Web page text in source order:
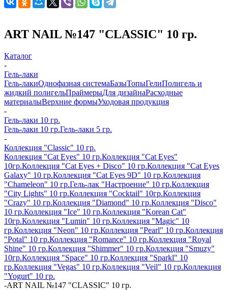
ART NAIL №147 "CLASSIC" 10 гр.
Каталог
-
Гель-лаки
Гель-лакиОднофазная системаБазыТопыГелиПолигель и
жидкий полигельПраймерыДля дизайнаРасходные
материалыВерхние формыУходовая продукция
-
Гель-лаки 10 гр.
Гель-лаки 10 гр.Гель-лаки 5 гр.
-
Коллекция "Classic" 10 гр.
Коллекция "Cat Eyes" 10 гр.Коллекция "Cat Eyes"
10гр.Коллекция "Cat Eyes + Disco" 10 гр.Коллекция "Cat Eyes
Galaxy" 10 гр.Коллекция "Cat Eyes 9D" 10 гр.Коллекция
"Chameleon" 10 гр.Гель-лак "Настроение" 10 гр.Коллекция
"City Lights" 10 гр.Коллекция "Cocktail" 10гр.Коллекция
"Crazy" 10 гр.Коллекция "Diamond" 10 гр.Коллекция "Disco"
10 гр.Коллекция "Ice" 10 гр.Коллекция "Korean Cat"
10гр.Коллекция "Lumin" 10 гр.Коллекция "Magic" 10
гр.Коллекция "Neon" 10 гр.Коллекция "Pearl" 10 гр.Коллекция
"Potal" 10 гр.Коллекция "Romance" 10 гр.Коллекция "Royal
Shine" 10 гр.Коллекция "Shimmer" 10 гр.Коллекция "Smuzy"
10гр.Коллекция "Space" 10 гр.Коллекция "Sparkl" 10
гр.Коллекция "Vegas" 10 гр.Коллекция "Veil" 10 гр.Коллекция
"Yogurt" 10 гр.
-ART NAIL №147 "CLASSIC" 10 гр.